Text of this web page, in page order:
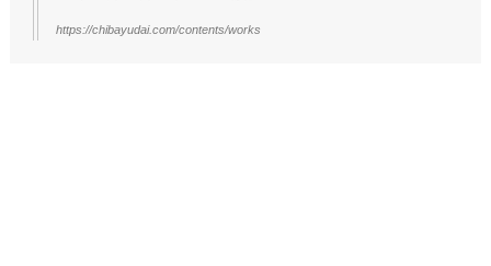
https://chibayudai.com/contents/works